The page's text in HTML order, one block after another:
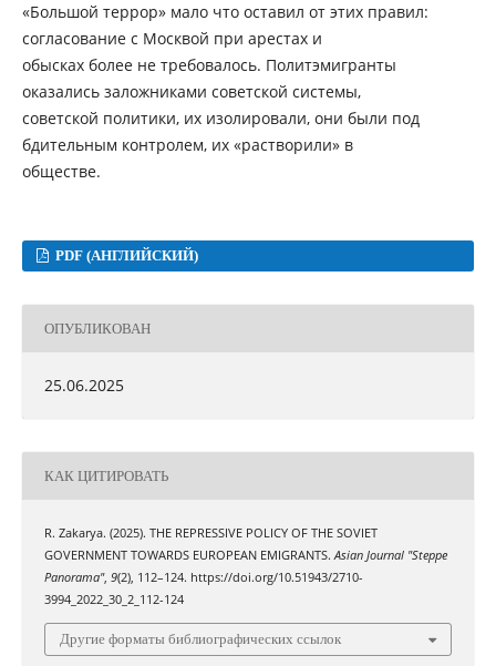
«Большой террор» мало что оставил от этих правил:
согласование с Москвой при арестах и
обысках более не требовалось. Политэмигранты
оказались заложниками советской системы,
советской политики, их изолировали, они были под
бдительным контролем, их «растворили» в
обществе.
PDF (АНГЛИЙСКИЙ)
ОПУБЛИКОВАН
25.06.2025
КАК ЦИТИРОВАТЬ
R. Zakarya. (2025). THE REPRESSIVE POLICY OF THE SOVIET
GOVERNMENT TOWARDS EUROPEAN EMIGRANTS.Asian Journal "Steppe
Panorama", 9(2), 112–124. https://doi.org/10.51943/2710-
3994_2022_30_2_112-124
Другие форматы библиографических ссылок